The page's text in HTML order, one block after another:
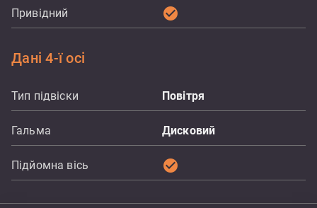
Привідний check_circle
Дані 4-ї осі
Тип підвіски Повітря
Гальма Дисковий
Підйомна вісь check_circle